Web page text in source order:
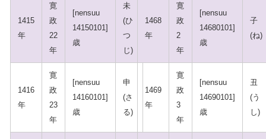
1415
年
寛
政
22
年
[nensuu
14150101]
歳
未
(ひ
つ
じ)
1416
年
寛
政
23
年
[nensuu
14160101]
歳
申
(さ
る)
1468
年
寛
政
2
年
[nensuu
14680101]
歳
子
(ね)
1469
年
寛
政
3
年
[nensuu
14690101]
歳
丑
(う
し)